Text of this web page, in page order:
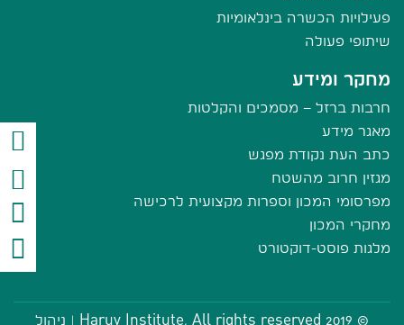
פעילויות הכשרה בינלאומיות
שיתופי פעולה
מחקר ומידע
חרבות ברזל – מסמכים והקלטות
מאגר מידע
כתב העת נקודת מפגש
מגזין חרוב מהשטח
מפרסומי המכון וספרות מקצועית לרכישה
מחקרי המכון
מלגות פוסט-דוקטורט
© 2019 Haruv Institute, All rights reserved | ניהול